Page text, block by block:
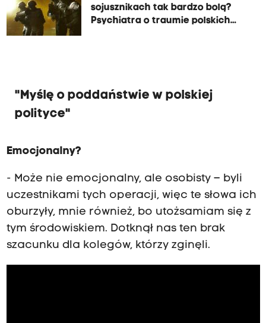
sojusznikach tak bardzo bolą?
Psychiatra o traumie polskich
"Myślę o poddaństwie w polskiej
polityce"
Emocjonalny?
- Może nie emocjonalny, ale osobisty – byli
uczestnikami tych operacji, więc te słowa ich
oburzyły, mnie również, bo utożsamiam się z
tym środowiskiem. Dotknął nas ten brak
szacunku dla kolegów, którzy zginęli.